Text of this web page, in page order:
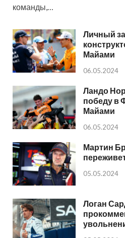
команды,…
Личный
Майами
06.05.2024
Ландо
победу в
Майами
06.05.2024
Мартин
05.05.2024
Логан